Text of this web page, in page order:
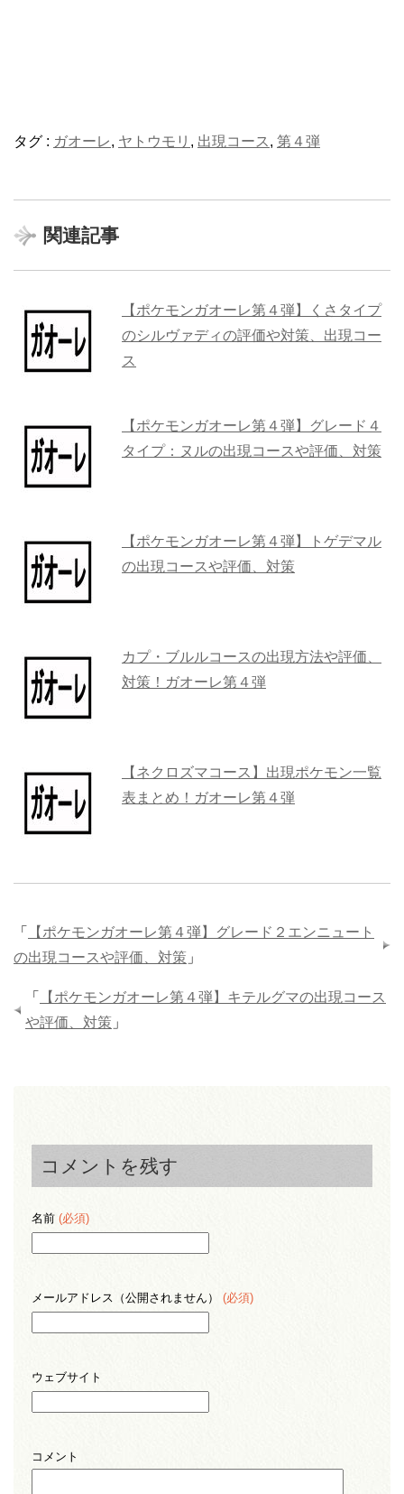
タグ : ガオーレ, ヤトウモリ , 出現コース , 第４弾
関連記事
【ポケモンガオーレ第４弾】くさタイプ
のシルヴァディの評価や対策、出現コー
ス
【ポケモンガオーレ第４弾】グレード４
タイプ：ヌルの出現コースや評価、対策
【ポケモンガオーレ第４弾】トゲデマル
の出現コースや評価、対策
カプ・ブルルコースの出現方法や評価、
対策！ガオーレ第４弾
【ネクロズマコース】出現ポケモン一覧
表まとめ！ガオーレ第４弾
「
【ポケモンガオーレ第４弾】グレード２エンニュート
の出現コースや評価、対策 」
「
【ポケモンガオーレ第４弾】キテルグマの出現コース
や評価、対策 」
コメントを残す
名前 (必須)
メールアドレス（公開されません） (必須)
ウェブサイト
コメント